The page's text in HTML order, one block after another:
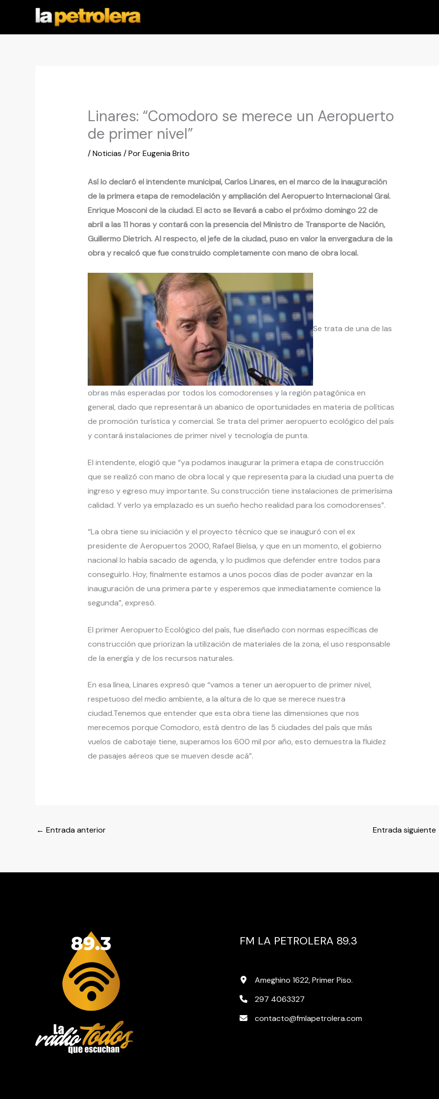
contenido
Linares: “Comodoro se merece un Aeropuerto
de primer nivel”
/Noticias / PorEugenia Brito
Así lo declaró el intendente municipal, Carlos Linares, en el marco de la inauguración
de la primera etapa de remodelación y ampliación del Aeropuerto Internacional Gral.
Enrique Mosconi de la ciudad. El acto se llevará a cabo el próximo domingo 22 de
abril a las 11 horas y contará con la presencia del Ministro de Transporte de Nación,
Guillermo Dietrich. Al respecto, el jefe de la ciudad, puso en valor la envergadura de la
obra y recalcó que fue construido completamente con mano de obra local.
Se trata de una de las
obras más esperadas por todos los comodorenses y la región patagónica en
general, dado que representará un abanico de oportunidades en materia de políticas
de promoción turística y comercial. Se trata del primer aeropuerto ecológico del país
y contará instalaciones de primer nivel y tecnología de punta.
El intendente, elogió que “ya podamos inaugurar la primera etapa de construcción
que se realizó con mano de obra local y que representa para la ciudad una puerta de
ingreso y egreso muy importante. Su construcción tiene instalaciones de primerísima
calidad. Y verlo ya emplazado es un sueño hecho realidad para los comodorenses”.
“La obra tiene su iniciación y el proyecto técnico que se inauguró con el ex
presidente de Aeropuertos 2000, Rafael Bielsa, y que en un momento, el gobierno
nacional lo había sacado de agenda, y lo pudimos que defender entre todos para
conseguirlo. Hoy, finalmente estamos a unos pocos días de poder avanzar en la
inauguración de una primera parte y esperemos que inmediatamente comience la
segunda”, expresó.
El primer Aeropuerto Ecológico del país, fue diseñado con normas específicas de
construcción que priorizan la utilización de materiales de la zona, el uso responsable
de la energía y de los recursos naturales.
En esa línea, Linares expresó que “vamos a tener un aeropuerto de primer nivel,
respetuoso del medio ambiente, a la altura de lo que se merece nuestra
ciudad.Tenemos que entender que esta obra tiene las dimensiones que nos
merecemos porque Comodoro, está dentro de las 5 ciudades del país que más
vuelos de cabotaje tiene, superamos los 600 mil por año, esto demuestra la fluidez
de pasajes aéreos que se mueven desde acá”.
← Entrada anterior Entrada siguiente
FM LA PETROLERA 89.3
Ameghino 1622, Primer Piso.
297 4063327
contacto@fmlapetrolera.com